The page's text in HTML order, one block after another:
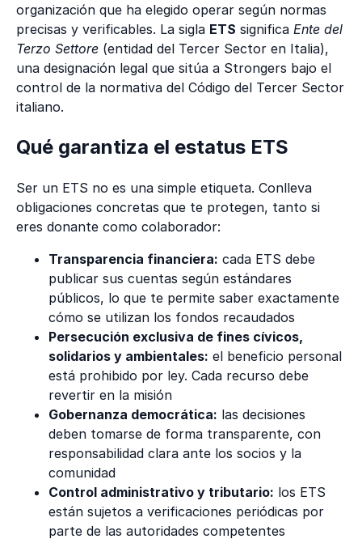
organización que ha elegido operar según normas
precisas y verificables. La sigla ETS significa Ente del
Terzo Settore (entidad del Tercer Sector en Italia),
una designación legal que sitúa a Strongers bajo el
control de la normativa del Código del Tercer Sector
italiano.
Qué garantiza el estatus ETS
Ser un ETS no es una simple etiqueta. Conlleva
obligaciones concretas que te protegen, tanto si
eres donante como colaborador:
Transparencia financiera: cada ETS debe
publicar sus cuentas según estándares
públicos, lo que te permite saber exactamente
cómo se utilizan los fondos recaudados
Persecución exclusiva de fines cívicos,
solidarios y ambientales: el beneficio personal
está prohibido por ley. Cada recurso debe
revertir en la misión
Gobernanza democrática: las decisiones
deben tomarse de forma transparente, con
responsabilidad clara ante los socios y la
comunidad
Control administrativo y tributario: los ETS
están sujetos a verificaciones periódicas por
parte de las autoridades competentes